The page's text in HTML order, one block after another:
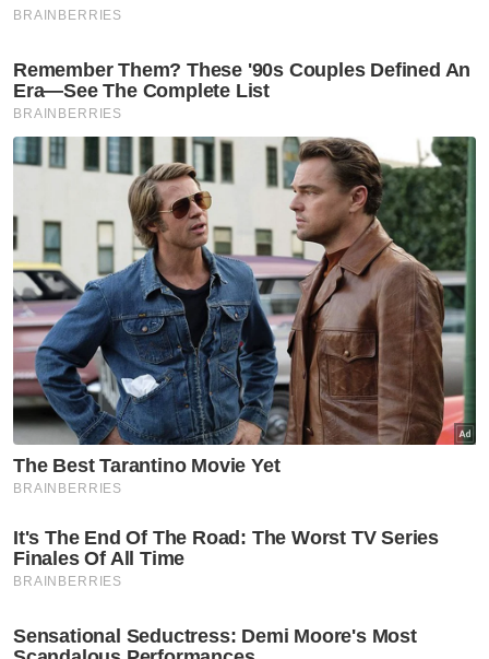
CARA PENYEDIAAN:
1. Gabungkan serbuk gelatin dan air di dalam
mangkuk kecil. Gaul hingga gelatin larut
dalam air dan menjadi kembung. Ketepikan.
2. Masukkan santan, susu segar dan garam
dalam periuk bertelinga.
3. Panaskan campuran santan di bawah api
sederhana rendah sehingga cecair menjadi
panas tetapi tidak mendidih (adalah penting
untuk memastikan campuran tidak
4. Cedok sesenduk campuran santan panas
ke dalam campuran gelatin. Gaul hingga rata